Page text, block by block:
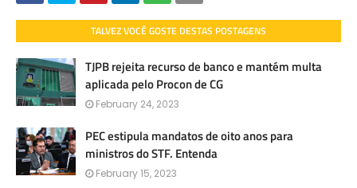
TALVEZ VOCÊ GOSTE DESTAS POSTAGENS
TJPB rejeita recurso de banco e mantém multa
aplicada pelo Procon de CG
February 24, 2023
PEC estipula mandatos de oito anos para
ministros do STF. Entenda
February 15, 2023